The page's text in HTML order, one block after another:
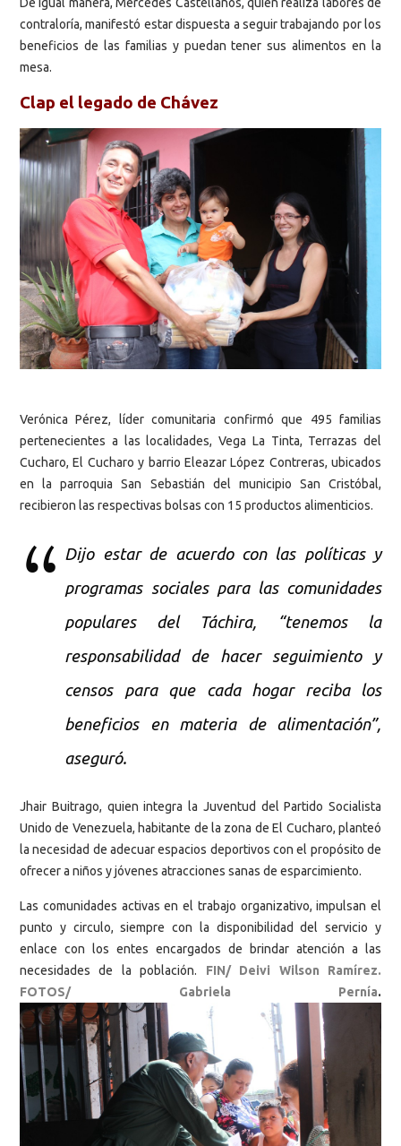
contraloría, manifestó estar dispuesta a seguir trabajando por los
beneficios de las familias y puedan tener sus alimentos en la
mesa.
Clap el legado de Chávez
Verónica Pérez, líder comunitaria confirmó que 495 familias
pertenecientes a las localidades, Vega La Tinta, Terrazas del
Cucharo, El Cucharo y barrio Eleazar López Contreras, ubicados
en la parroquia San Sebastián del municipio San Cristóbal,
recibieron las respectivas bolsas con 15 productos alimenticios.
Dijo estar de acuerdo con las políticas y
programas sociales para las comunidades
populares del Táchira, “tenemos la
responsabilidad de hacer seguimiento y
censos para que cada hogar reciba los
beneficios en materia de alimentación”,
aseguró.
Jhair Buitrago, quien integra la Juventud del Partido Socialista
Unido de Venezuela, habitante de la zona de El Cucharo, planteó
la necesidad de adecuar espacios deportivos con el propósito de
ofrecer a niños y jóvenes atracciones sanas de esparcimiento.
Las comunidades activas en el trabajo organizativo, impulsan el
punto y circulo, siempre con la disponibilidad del servicio y
enlace con los entes encargados de brindar atención a las
necesidades de la población. FIN/ Deivi Wilson Ramírez.
FOTOS/ Gabriela Pernía.